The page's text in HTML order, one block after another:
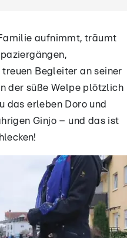
aufnimmt, träumt
Begleiter an seiner
der süße Welpe plötzlich
das erleben Doro und
Ginjo – und das ist